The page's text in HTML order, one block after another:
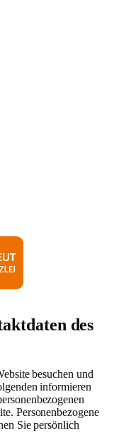
des
besuchen und
informieren
Personenbezogene
Sie persönlich